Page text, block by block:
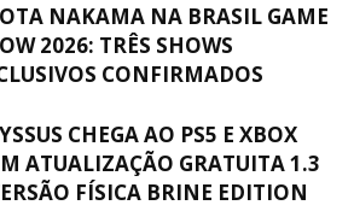
NAKAMA NA BRASIL GAME
2026: TRÊS SHOWS
CONFIRMADOS
CHEGA AO PS5 E XBOX
ATUALIZAÇÃO GRATUITA 1.3
FÍSICA BRINE EDITION